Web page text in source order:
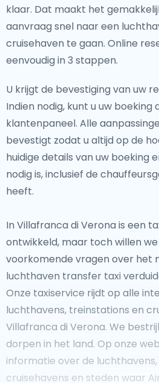
klaar. Dat maakt het
aanvraag snel naar een
cruisehaven te gaan. Online
eenvoudig in 3 stappen.
U krijgt de bevestiging van uw
Indien nodig, kunt u uw boeking
klantenpaneel. Alle
bevestigt zodat u altijd op de
huidige details van uw boeking
nodig is, inclusief de
heeft.
In Villafranca di Verona is een
ontwikkeld, maar toch willen
voorkomende vragen over het
luchthaven transfer taxi
Onze taxiservice rijdt op alle
luchthavens, treinstations en
Villafranca di Verona. We
dorpen in het land. Op onze
informatie over de
cruisehavens en steden waar